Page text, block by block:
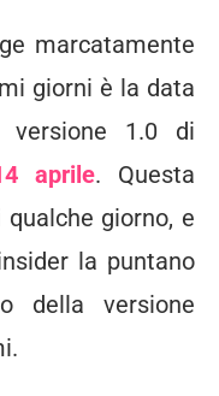
marcatamente
giorni è la data
1.0 di
aprile. Questa
giorno, e
la puntano
della versione